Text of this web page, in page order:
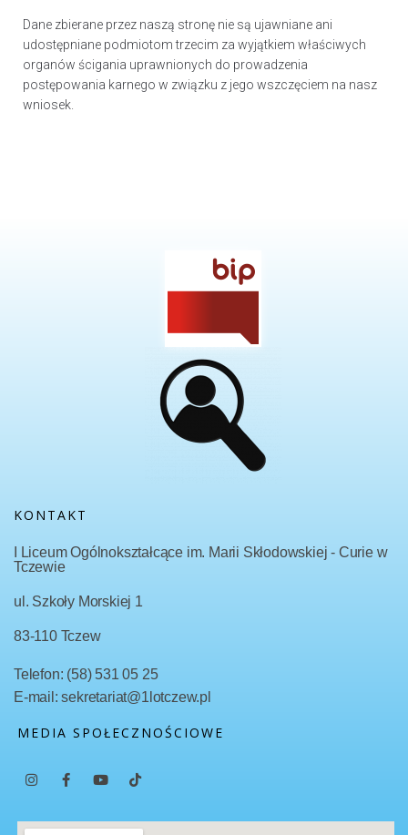
Dane zbierane przez naszą stronę nie są ujawniane ani
udostępniane podmiotom trzecim za wyjątkiem właściwych
organów ścigania uprawnionych do prowadzenia
postępowania karnego w związku z jego wszczęciem na nasz
wniosek.
KONTAKT
I Liceum Ogólnokształcące im. Marii Skłodowskiej - Curie w
Tczewie
ul. Szkoły Morskiej 1
83-110 Tczew
Telefon: (58) 531 05 25
E-mail: sekretariat@1lotczew.pl
MEDIA SPOŁECZNOŚCIOWE